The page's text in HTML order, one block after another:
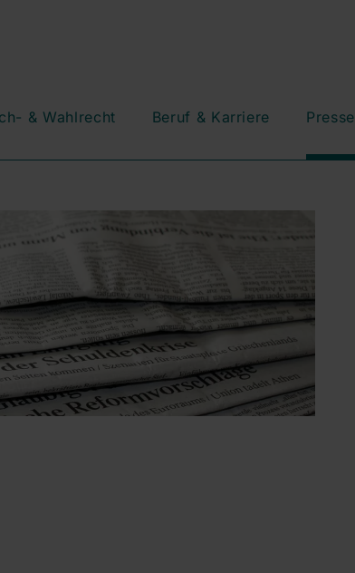
& Wahlrecht Beruf & Karriere Presse